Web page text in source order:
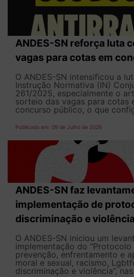
ANDES-SN reforça luta
vagas para cotas em
O ANDES-SN intensificou a
Instrução Normativa (IN)
261/2025, especialmente o
sorteio das vagas para cotas
concurso público, o que
Publicado em: 09 de Julho de 2026
ANDES-SN faz
implementação de
discriminação e violência
O ANDES-SN iniciou um
implementação do
prevenção, enfrentamento e
moral e sexual, racismo,
discriminação e violência”,